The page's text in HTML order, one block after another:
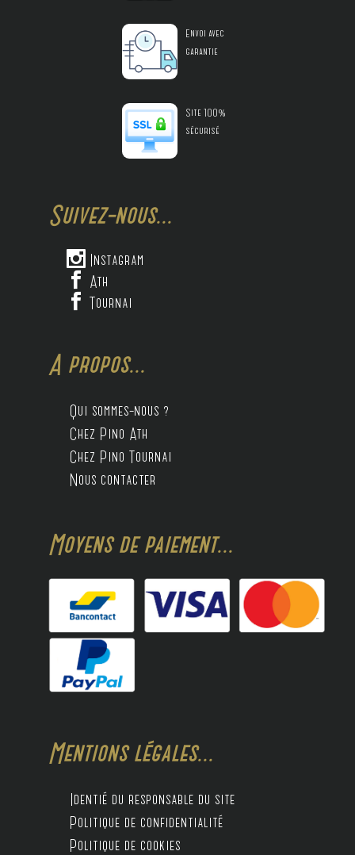
Envoi avec
garantie
Site 100%
sécurisé
Suivez-nous...
 Instagram
 Ath
 Tournai
A propos...
Qui sommes-nous ?
Chez Pino Ath
Chez Pino Tournai
Nous contacter
Moyens de paiement...
Mentions légales...
Identié du responsable du site
Politique de confidentialité
Politique de cookies